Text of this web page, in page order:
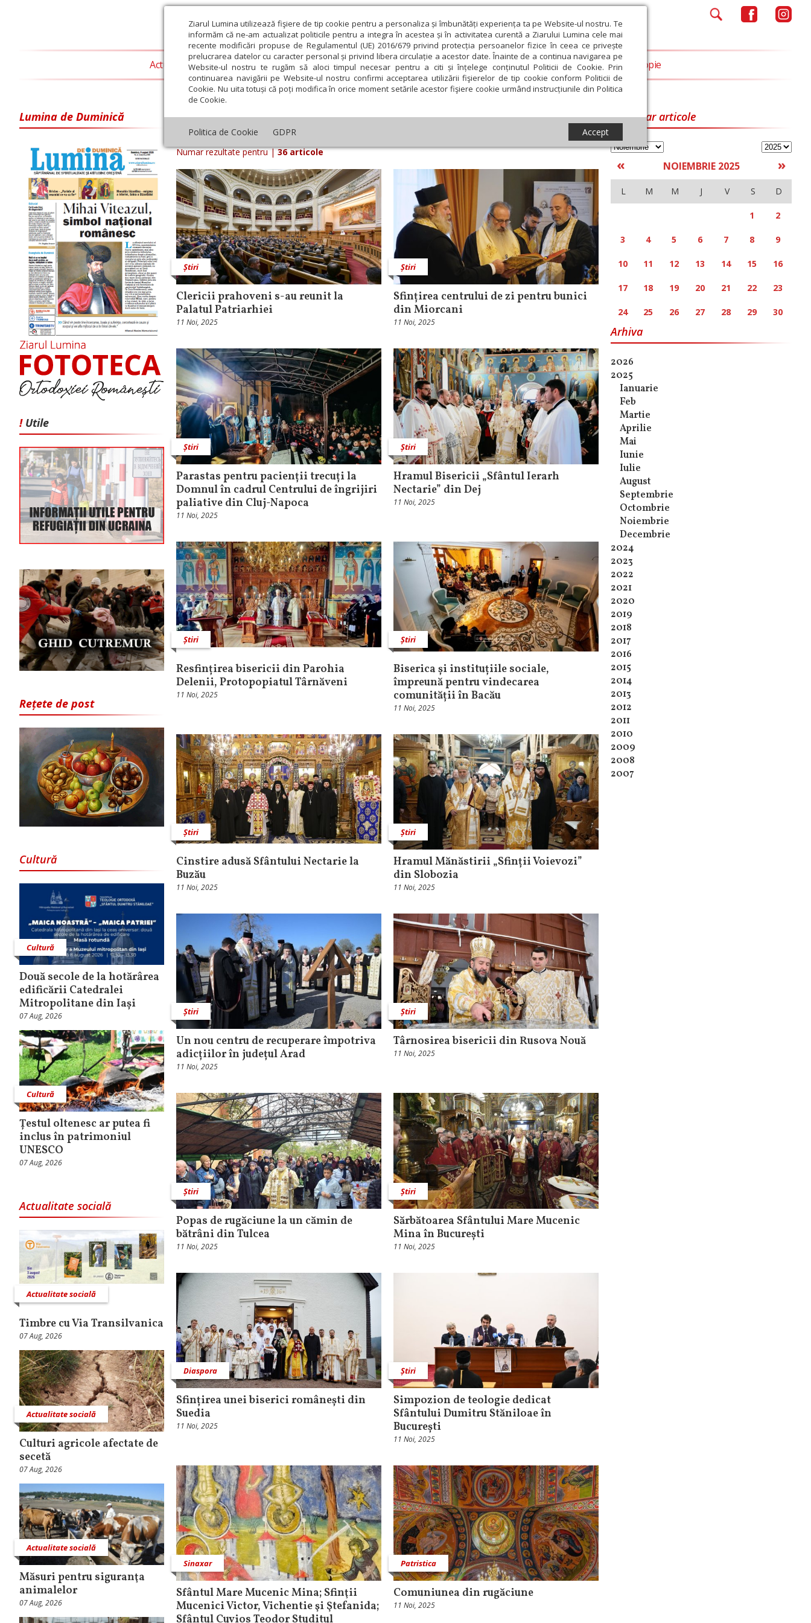
Ziarul Lumina utilizează fişiere de tip cookie pentru a personaliza și îmbunătăți experiența ta pe Website-ul nostru. Te
informăm că ne-am actualizat politicile pentru a integra în acestea și în activitatea curentă a Ziarului Lumina cele mai
recente modificări propuse de Regulamentul (UE) 2016/679 privind protecția persoanelor fizice în ceea ce privește
prelucrarea datelor cu caracter personal și privind libera circulație a acestor date. Înainte de a continua navigarea pe
Website-ul nostru te rugăm să aloci timpul necesar pentru a citi și înțelege conținutul Politicii de Cookie. Prin
continuarea navigării pe Website-ul nostru confirmi acceptarea utilizării fişierelor de tip cookie conform Politicii de
Cookie. Nu uita totuși că poți modifica în orice moment setările acestor fişiere cookie urmând instrucțiunile din Politica
de Cookie.
Politica de Cookie GDPR Accept
Actualitate religioasă Teologie și spiritualitate Educaţie și Cultură Societate Opinii Filantropie
Lumina de Duminică
! Utile
Rețete de post
Cultură
Cultură
Două secole de la hotărârea
edificării Catedralei
Mitropolitane din Iași
07 Aug, 2026
Cultură
Țestul oltenesc ar putea fi
inclus în patrimoniul
UNESCO
07 Aug, 2026
Actualitate socială
Actualitate socială
Timbre cu Via Transilvanica
07 Aug, 2026
Actualitate socială
Culturi agricole afectate de
secetă
07 Aug, 2026
Actualitate socială
Măsuri pentru siguranţa
animalelor
07 Aug, 2026
Arhiva ziar Ziarul Lumina din 11 Noiembrie 2025
Numar rezultate pentru|36 articole
Știri
Clericii prahoveni s-au reunit la
Palatul Patriarhiei
11 Noi, 2025
Știri
Sfințirea centrului de zi pentru bunici
din Miorcani
11 Noi, 2025
Știri
Parastas pentru pacienții trecuți la
Domnul în cadrul Centrului de îngrijiri
paliative din Cluj-Napoca
11 Noi, 2025
Știri
Hramul Bisericii „Sfântul Ierarh
Nectarie” din Dej
11 Noi, 2025
Știri
Resfințirea bisericii din Parohia
Delenii, Protopopiatul Târnăveni
11 Noi, 2025
Știri
Biserica și instituțiile sociale,
împreună pentru vindecarea
comunității în Bacău
11 Noi, 2025
Știri
Cinstire adusă Sfântului Nectarie la
Buzău
11 Noi, 2025
Știri
Hramul Mănăstirii „Sfinții Voievozi”
din Slobozia
11 Noi, 2025
Știri
Un nou centru de recuperare împotriva
adicțiilor în județul Arad
11 Noi, 2025
Știri
Târnosirea bisericii din Rusova Nouă
11 Noi, 2025
Știri
Popas de rugăciune la un cămin de
bătrâni din Tulcea
11 Noi, 2025
Știri
Sărbătoarea Sfântului Mare Mucenic
Mina în București
11 Noi, 2025
Diaspora
Sfințirea unei biserici românești din
Suedia
11 Noi, 2025
Știri
Simpozion de teologie dedicat
Sfântului Dumitru Stăniloae în
București
11 Noi, 2025
Sinaxar
Sfântul Mare Mucenic Mina; Sfinţii
Mucenici Victor, Vichentie şi Ştefanida;
Sfântul Cuvios Teodor Studitul
Patristica
Comuniunea din rugăciune
11 Noi, 2025
Calendar articole
« »
NOIEMBRIE 2025
L M M J V S D
1 2
3 4 5 6 7 8 9
10 11 12 13 14 15 16
17 18 19 20 21 22 23
24 25 26 27 28 29 30
Arhiva
2026
2025
Ianuarie
Feb
Martie
Aprilie
Mai
Iunie
Iulie
August
Septembrie
Octombrie
Noiembrie
Decembrie
2024
2023
2022
2021
2020
2019
2018
2017
2016
2015
2014
2013
2012
2011
2010
2009
2008
2007